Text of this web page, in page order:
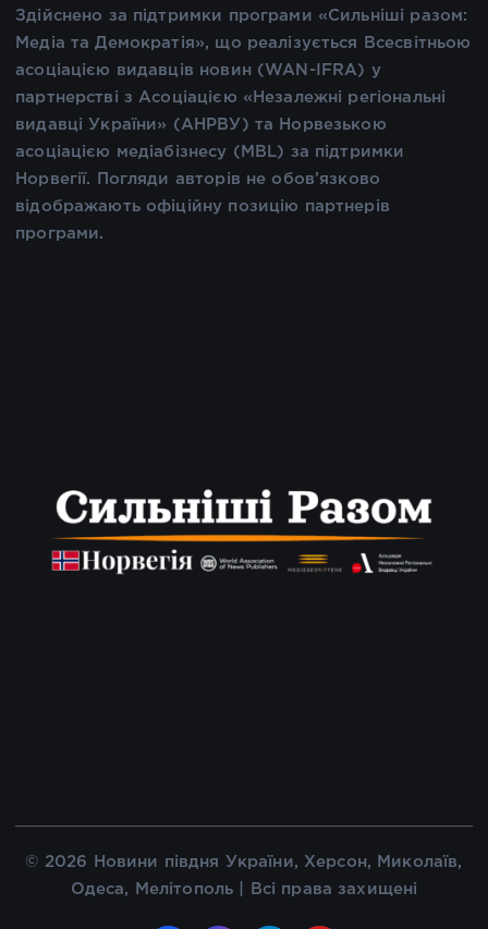
Здійснено за підтримки програми «Сильніші разом:
Медіа та Демократія», що реалізується Всесвітньою
асоціацією видавців новин (WAN-IFRA) у
партнерстві з Асоціацією «Незалежні регіональні
видавці України» (АНРВУ) та Норвезькою
асоціацією медіабізнесу (MBL) за підтримки
Норвегії. Погляди авторів не обов’язково
відображають офіційну позицію партнерів
програми.
© 2026 Новини півдня України, Херсон, Миколаїв,
Одеса, Мелітополь | Всі права захищені